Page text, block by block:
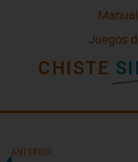
Juegos
CHISTE
ANTERIOR